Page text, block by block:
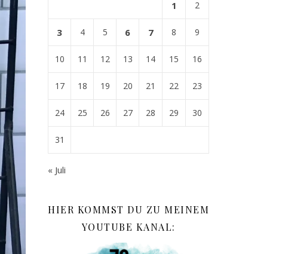
1 2
3 4 5 6 7 8 9
10 11 12 13 14 15 16
17 18 19 20 21 22 23
24 25 26 27 28 29 30
31
« Juli
HIER KOMMST DU ZU MEINEM
YOUTUBE KANAL: